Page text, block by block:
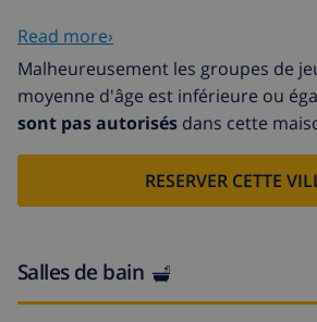
Intérieur de la villa
salle de séjour avec télévision
2 chambres à coucher et 1 salle
antenne satellite (si)
cuisine avec cuisinière à gaz, four
Read more›
Malheureusement les groupes de
moyenne d'âge est inférieure ou
sont pas autorisés dans cette
RESERVER CETTE
Salles de bain